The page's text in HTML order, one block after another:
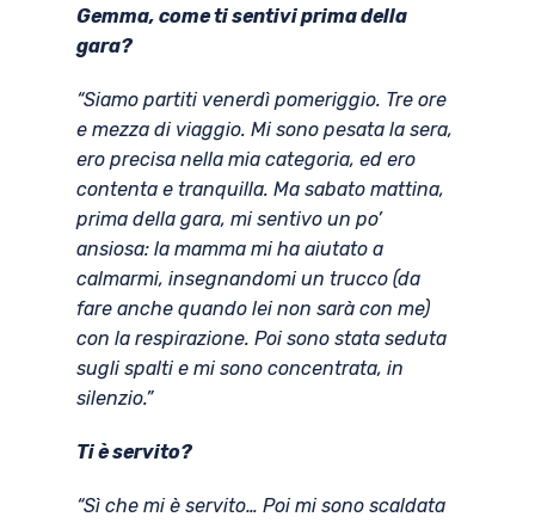
Gemma, come ti sentivi prima della
gara?
“Siamo partiti venerdì pomeriggio. Tre ore
e mezza di viaggio. Mi sono pesata la sera,
ero precisa nella mia categoria, ed ero
contenta e tranquilla. Ma sabato mattina,
prima della gara, mi sentivo un po’
ansiosa: la mamma mi ha aiutato a
calmarmi, insegnandomi un trucco (da
fare anche quando lei non sarà con me)
con la respirazione. Poi sono stata seduta
sugli spalti e mi sono concentrata, in
silenzio.”
Ti è servito?
“Sì che mi è servito… Poi mi sono scaldata